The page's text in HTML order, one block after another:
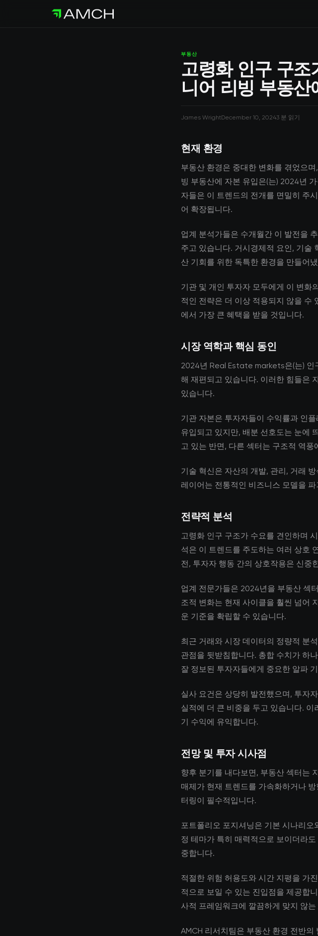
부동산
고령화 인구 구조
니어 리빙 부동산
James WrightDecember 10, 20243 분 읽기
현재 환경
부동산 환경은 중대한 변화를 겪었으
빙 부동산에 자본 유입은(는) 2024년
자들은 이 트렌드의 전개를 면밀히 주
어 확장됩니다.
업계 분석가들은 수개월간 이 발전을
주고 있습니다. 거시경제적 요인, 기술
산 기회를 위한 독특한 환경을 만들어
기관 및 개인 투자자 모두에게 이 변화
적인 전략은 더 이상 적용되지 않을 수
에서 가장 큰 혜택을 받을 것입니다.
시장 역학과 핵심 동인
2024년 Real Estate markets은(는) 인
해 재편되고 있습니다. 이러한 힘들은
있습니다.
기관 자본은 투자자들이 수익률과 인
유입되고 있지만, 배분 선호도는 눈에
고 있는 반면, 다른 섹터는 구조적 역풍
기술 혁신은 자산의 개발, 관리, 거래
레이어는 전통적인 비즈니스 모델을
전략적 분석
고령화 인구 구조가 수요를 견인하며
석은 이 트렌드를 주도하는 여러 상호
전, 투자자 행동 간의 상호작용은 신중
업계 전문가들은 2024년을 부동산 섹
조적 변화는 현재 사이클을 훨씬 넘어
운 기준을 확립할 수 있습니다.
최근 거래와 시장 데이터의 정량적 분
관점을 뒷받침합니다. 총합 수치가 하
잘 정보된 투자자들에게 중요한 알파
실사 요건은 상당히 발전했으며, 투자
실적에 더 큰 비중을 두고 있습니다.
기 수익에 유익합니다.
전망 및 투자 시사점
향후 분기를 내다보면, 부동산 섹터는
매제가 현재 트렌드를 가속화하거나
터링이 필수적입니다.
포트폴리오 포지셔닝은 기본 시나리
정 테마가 특히 매력적으로 보이더라
중합니다.
적절한 위험 허용도와 시간 지평을 가
적으로 보일 수 있는 진입점을 제공합
사적 프레임워크에 깔끔하게 맞지 않
AMCH 리서치팀은 부동산 환경 전반